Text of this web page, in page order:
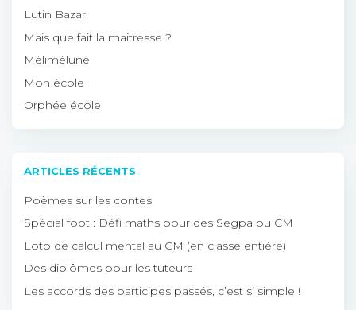
Lutin Bazar
Mais que fait la maitresse ?
Mélimélune
Mon école
Orphée école
ARTICLES RÉCENTS
Poèmes sur les contes
Spécial foot : Défi maths pour des Segpa ou CM
Loto de calcul mental au CM (en classe entière)
Des diplômes pour les tuteurs
Les accords des participes passés, c’est si simple !